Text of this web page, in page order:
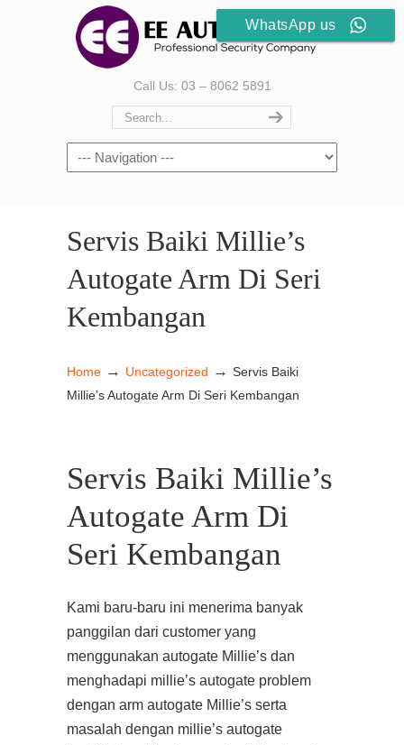
Call Us: 03 – 8062 5891
Servis Baiki Millie’s
Autogate Arm Di Seri
Kembangan
Home → Uncategorized → Servis Baiki
Millie’s Autogate Arm Di Seri Kembangan
Servis Baiki Millie’s
Autogate Arm Di
Seri Kembangan
Kami baru-baru ini menerima banyak
panggilan dari customer yang
menggunakan autogate Millie’s dan
menghadapi millie’s autogate problem
dengan arm autogate Millie’s serta
masalah dengan millie’s autogate
WhatsApp us